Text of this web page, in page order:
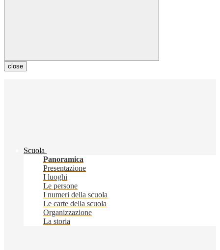
close
Scuola
Panoramica
Presentazione
I luoghi
Le persone
I numeri della scuola
Le carte della scuola
Organizzazione
La storia